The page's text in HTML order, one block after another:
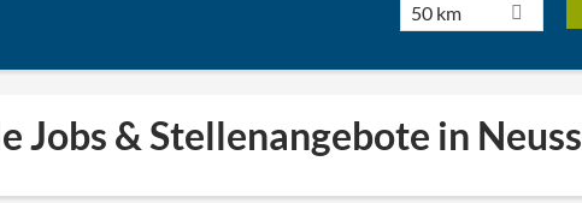
50 km
Jobs & Stellenangebote in Neuss